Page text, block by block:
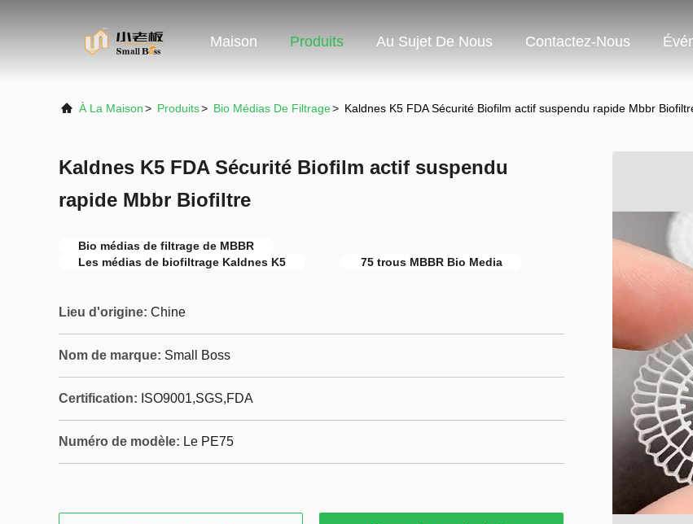
Maison Produits Au Sujet De Nous Contactez-Nous
À La Maison> Produits> Bio Médias De Filtrage> Kaldnes K5 FDA Sécurité Biofilm actif suspendu rapide Mbbr
Kaldnes K5 FDA Sécurité Biofilm actif suspendu
rapide Mbbr Biofiltre
Bio médias de filtrage de MBBR
Les médias de biofiltrage Kaldnes K5
75 trous MBBR Bio Media
Lieu d'origine: Chine
Nom de marque: Small Boss
Certification: ISO9001,SGS,FDA
Numéro de modèle: Le PE75